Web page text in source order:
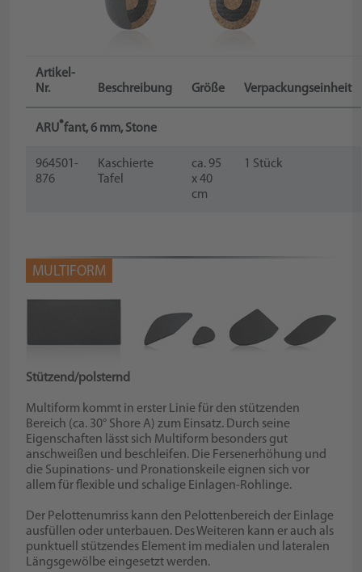
Artikel-
Nr.
Beschreibung Größe Verpackungseinheit
ARU®fant, 6 mm, Stone
964501-
876
Kaschierte
Tafel
ca. 95
x 40
cm
1 Stück
MULTIFORM
Stützend/polsternd
Multiform kommt in erster Linie für den stützenden
Bereich (ca. 30° Shore A) zum Einsatz. Durch seine
Eigenschaften lässt sich Multiform besonders gut
anschweißen und beschleifen. Die Fersenerhöhung und
die Supinations- und Pronationskeile eignen sich vor
allem für flexible und schalige Einlagen-Rohlinge.
Der Pelottenumriss kann den Pelottenbereich der Einlage
ausfüllen oder unterbauen. Des Weiteren kann er auch als
punktuell stützendes Element im medialen und lateralen
Längsgewölbe eingesetzt werden.